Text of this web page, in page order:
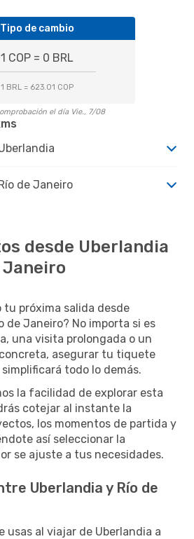
Tipo de cambio
1 COP = 0 BRL
1 BRL = 623.01 COP
el día Vie., 7/08
de Janeiro
desde Uberlandia
Janeiro
tu próxima salida desde
de Janeiro? No importa si es
una visita prolongada o un
asegurar tu tiquete
todo lo demás.
la facilidad de explorar esta
cotejar al instante la
los momentos de partida y
así seleccionar la
se ajuste a tus necesidades.
Uberlandia y Río de
usas al viajar de Uberlandia a